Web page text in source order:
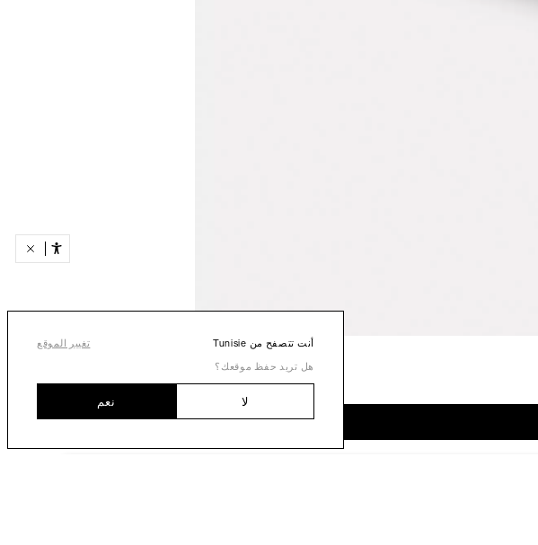
أنت تتصفح من Tunisie
تغيير الموقع
هل تريد حفظ موقعك؟
لا نعم